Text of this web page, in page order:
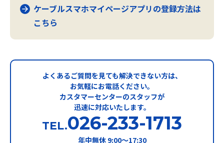
ケーブルスマホマイページアプリの登録方法は
こちら
よくあるご質問を見ても解決できない方は、
お気軽にお電話ください。
カスタマーセンターのスタッフが
迅速に対応いたします。
TEL.026-233-1713
年中無休 9:00〜17:30